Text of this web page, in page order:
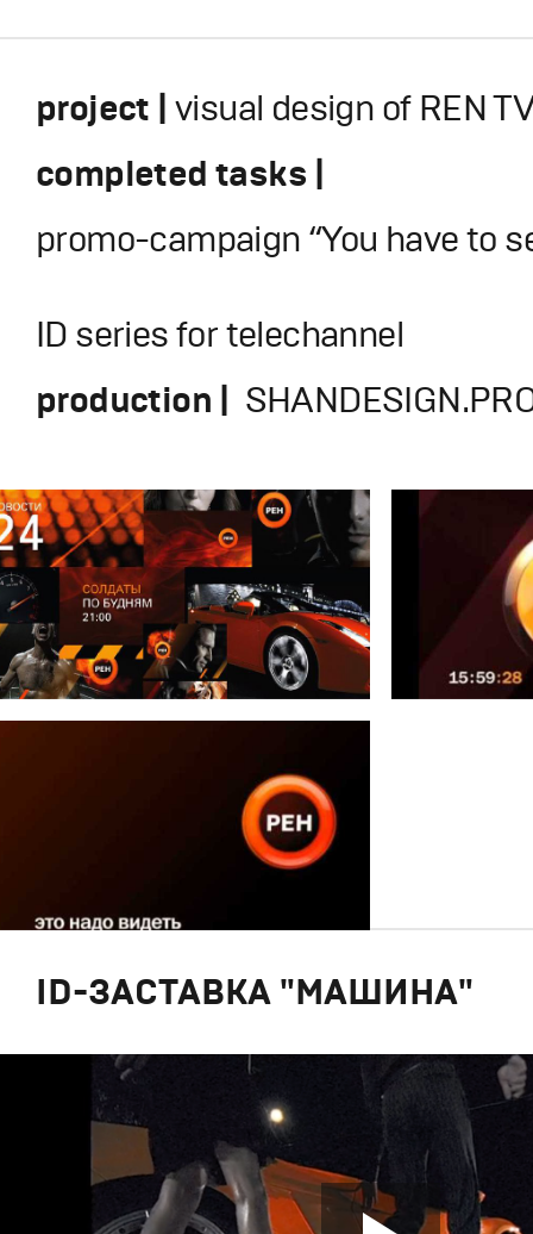
project | visual design of REN
completed tasks |
promo-campaign “You have to
ID series for telechannel
production |
ID-ЗАСТАВКА "МАШИНА"